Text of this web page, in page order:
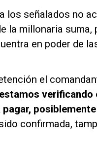
los señalados no
la millonaria
en poder de
el
verificando
pagar,
confirmada,